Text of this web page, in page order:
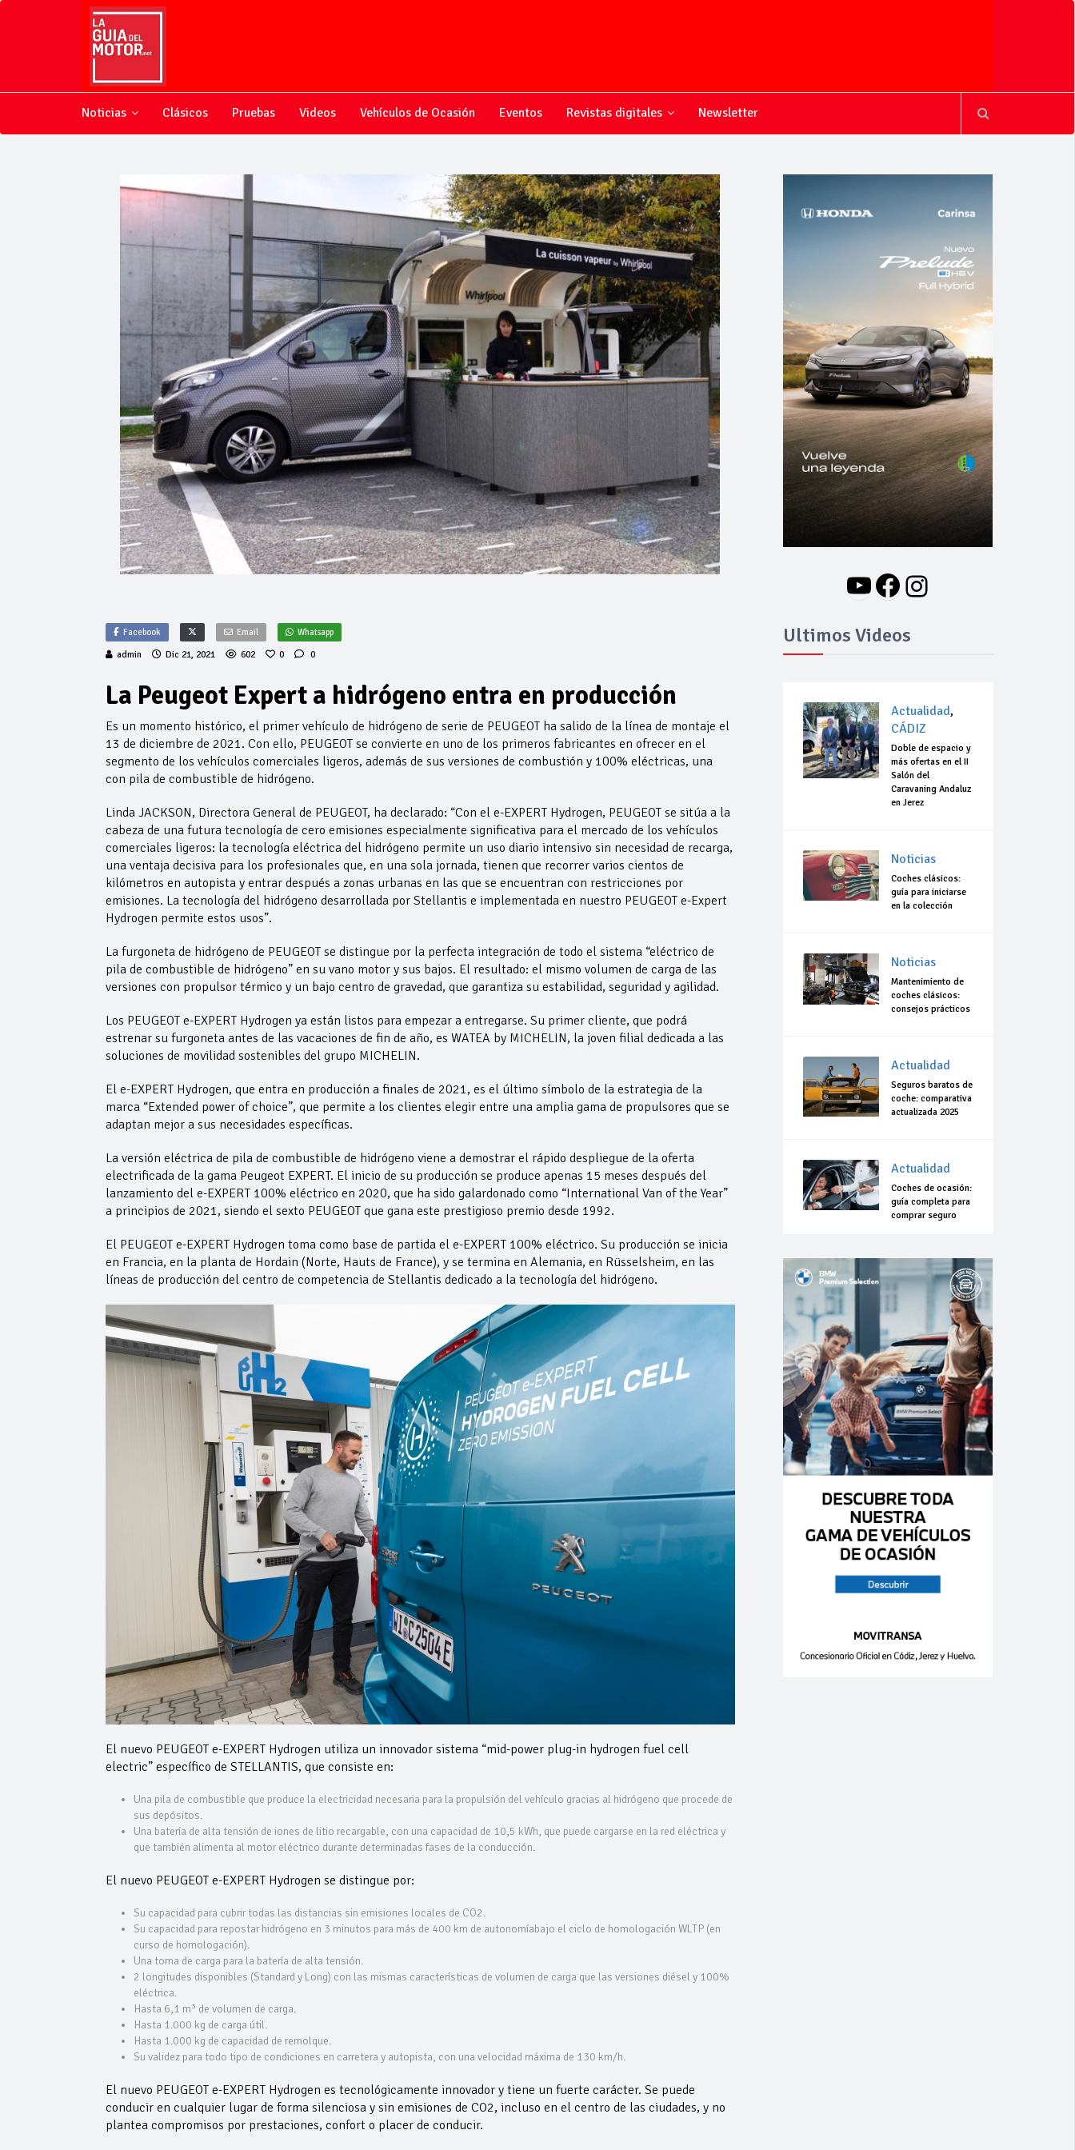
Noticias Clásicos Pruebas Videos Vehículos de Ocasión Eventos Revistas digitales Newsletter
Facebook Email Whatsapp
admin Dic 21, 2021 602 0 0
La Peugeot Expert a hidrógeno entra en producción
Es un momento histórico, el primer vehículo de hidrógeno de serie de PEUGEOT ha salido de la línea de montaje el
13 de diciembre de 2021. Con ello, PEUGEOT se convierte en uno de los primeros fabricantes en ofrecer en el
segmento de los vehículos comerciales ligeros, además de sus versiones de combustión y 100% eléctricas, una
con pila de combustible de hidrógeno.
Linda JACKSON, Directora General de PEUGEOT, ha declarado: “Con el e-EXPERT Hydrogen, PEUGEOT se sitúa a la
cabeza de una futura tecnología de cero emisiones especialmente significativa para el mercado de los vehículos
comerciales ligeros: la tecnología eléctrica del hidrógeno permite un uso diario intensivo sin necesidad de recarga,
una ventaja decisiva para los profesionales que, en una sola jornada, tienen que recorrer varios cientos de
kilómetros en autopista y entrar después a zonas urbanas en las que se encuentran con restricciones por
emisiones. La tecnología del hidrógeno desarrollada por Stellantis e implementada en nuestro PEUGEOT e-Expert
Hydrogen permite estos usos”.
La furgoneta de hidrógeno de PEUGEOT se distingue por la perfecta integración de todo el sistema “eléctrico de
pila de combustible de hidrógeno” en su vano motor y sus bajos. El resultado: el mismo volumen de carga de las
versiones con propulsor térmico y un bajo centro de gravedad, que garantiza su estabilidad, seguridad y agilidad.
Los PEUGEOT e-EXPERT Hydrogen ya están listos para empezar a entregarse. Su primer cliente, que podrá
estrenar su furgoneta antes de las vacaciones de fin de año, es WATEA by MICHELIN, la joven filial dedicada a las
soluciones de movilidad sostenibles del grupo MICHELIN.
El e-EXPERT Hydrogen, que entra en producción a finales de 2021, es el último símbolo de la estrategia de la
marca “Extended power of choice”, que permite a los clientes elegir entre una amplia gama de propulsores que se
adaptan mejor a sus necesidades específicas.
La versión eléctrica de pila de combustible de hidrógeno viene a demostrar el rápido despliegue de la oferta
electrificada de la gama Peugeot EXPERT. El inicio de su producción se produce apenas 15 meses después del
lanzamiento del e-EXPERT 100% eléctrico en 2020, que ha sido galardonado como “International Van of the Year”
a principios de 2021, siendo el sexto PEUGEOT que gana este prestigioso premio desde 1992.
El PEUGEOT e-EXPERT Hydrogen toma como base de partida el e-EXPERT 100% eléctrico. Su producción se inicia
en Francia, en la planta de Hordain (Norte, Hauts de France), y se termina en Alemania, en Rüsselsheim, en las
líneas de producción del centro de competencia de Stellantis dedicado a la tecnología del hidrógeno.
El nuevo PEUGEOT e-EXPERT Hydrogen utiliza un innovador sistema “mid-power plug-in hydrogen fuel cell
electric” específico de STELLANTIS, que consiste en:
Una pila de combustible que produce la electricidad necesaria para la propulsión del vehículo gracias al hidrógeno que procede de
sus depósitos.
Una batería de alta tensión de iones de litio recargable, con una capacidad de 10,5 kWh, que puede cargarse en la red eléctrica y
que también alimenta al motor eléctrico durante determinadas fases de la conducción.
El nuevo PEUGEOT e-EXPERT Hydrogen se distingue por:
Su capacidad para cubrir todas las distancias sin emisiones locales de CO2.
Su capacidad para repostar hidrógeno en 3 minutos para más de 400 km de autonomíabajo el ciclo de homologación WLTP (en
curso de homologación).
Una toma de carga para la batería de alta tensión.
2 longitudes disponibles (Standard y Long) con las mismas características de volumen de carga que las versiones diésel y 100%
eléctrica.
Hasta 6,1 m³ de volumen de carga.
Hasta 1.000 kg de carga útil.
Hasta 1.000 kg de capacidad de remolque.
Su validez para todo tipo de condiciones en carretera y autopista, con una velocidad máxima de 130 km/h.
El nuevo PEUGEOT e-EXPERT Hydrogen es tecnológicamente innovador y tiene un fuerte carácter. Se puede
conducir en cualquier lugar de forma silenciosa y sin emisiones de CO2, incluso en el centro de las ciudades, y no
plantea compromisos por prestaciones, confort o placer de conducir.
YouTube
Facebook
Instagram
Ultimos Videos
Actualidad,
CÁDIZ
Doble de espacio y
más ofertas en el II
Salón del
Caravaning Andaluz
en Jerez
Noticias
Coches clásicos:
guía para iniciarse
en la colección
Noticias
Mantenimiento de
coches clásicos:
consejos prácticos
Actualidad
Seguros baratos de
coche: comparativa
actualizada 2025
Actualidad
Coches de ocasión:
guía completa para
comprar seguro